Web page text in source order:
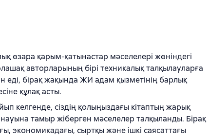
қарым-қатынастар мәселелері жөніндегі
авторларының бірі техникалық талқылауларға
еді, бірақ жақында ЖИ адам қызметінің барлық
құлақ асты.
келгенде, сіздің қолыңыздағы кітаптың жарық
тамыр жіберген мәселелер талқыланды. Бірақ
экономикадағы, сыртқы және ішкі саясаттағы